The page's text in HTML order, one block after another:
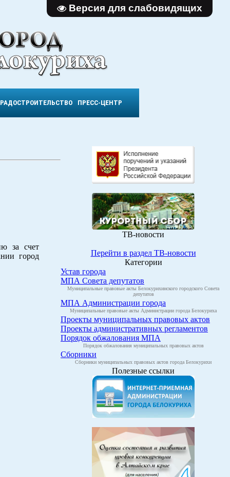
Версия для слабовидящих
ПРЕСС-ЦЕНТР
за счет
город
ТВ-новости
Перейти в раздел ТВ-новости
Категории
Устав города
МПА Совета депутатов
Муниципальные правовые акты Белокурихинского городского Совета
депутатов
МПА Администрации города
Муниципальные правовые акты Администрации города Белокуриха
Проекты муниципальных правовых актов
Проекты административных регламентов
Порядок обжалования МПА
Порядок обжалования муниципальных правовых актов
Сборники
Сборники муниципальных правовых актов города Белокурихи
Полезные ссылки